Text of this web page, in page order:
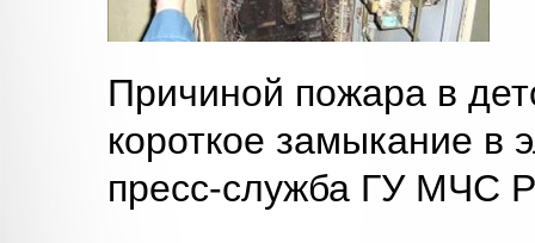
Причиной пожара в
короткое замыкание в
пресс-служба ГУ МЧС